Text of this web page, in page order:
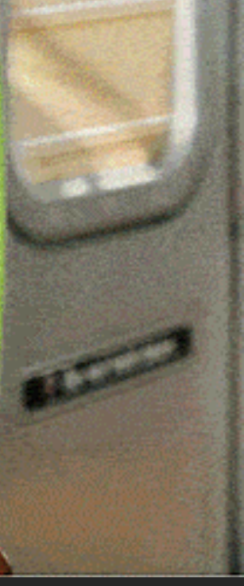
Rassegna
di cocaina e hashish
4 arresti tra Cagliari
«In due anni abbiamo
un’opera